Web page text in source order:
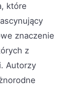
które
znaczenie
z
Autorzy